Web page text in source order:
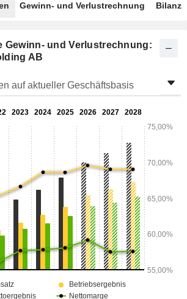
Gewinn- und Verlustrechnung Bilanz
Gewinn- und Verlustrechnung:
AB
auf aktueller Geschäftsbasis